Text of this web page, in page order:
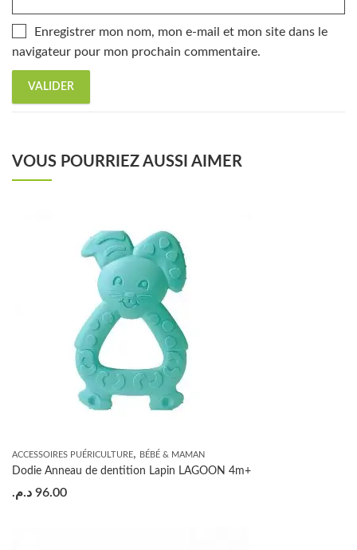
Enregistrer mon nom, mon e-mail et mon site dans le
navigateur pour mon prochain commentaire.
VOUS POURRIEZ AUSSI AIMER
ACCESSOIRES PUÉRICULTURE, BÉBÉ & MAMAN
Dodie Anneau de dentition Lapin LAGOON 4m+
96.00 د.م.